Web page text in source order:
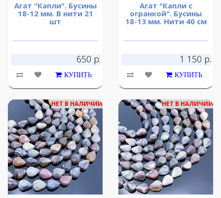
Агат "Капли". Бусины
18-12 мм. В нити 21
шт
650 р.
КУПИТЬ
Агат "Капли с
огранкой". Бусины
18-13 мм. Нити 40 см
1 150 р.
КУПИТЬ
НЕТ В НАЛИЧИИ НЕТ В НАЛИЧИИ